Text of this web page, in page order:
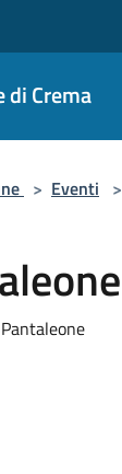
di Crema
> Eventi >